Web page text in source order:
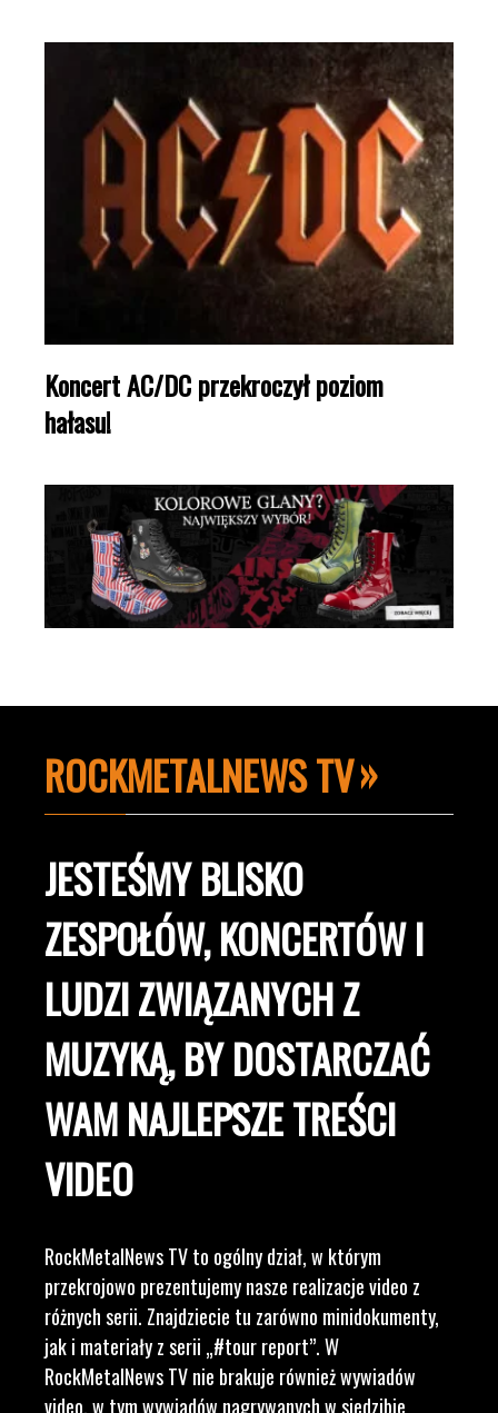
Koncert AC/DC przekroczył poziom
hałasu!
ROCKMETALNEWS TV
JESTEŚMY BLISKO
ZESPOŁÓW, KONCERTÓW I
LUDZI ZWIĄZANYCH Z
MUZYKĄ, BY DOSTARCZAĆ
WAM NAJLEPSZE TREŚCI
VIDEO
RockMetalNews TV to ogólny dział, w którym
przekrojowo prezentujemy nasze realizacje video z
różnych serii. Znajdziecie tu zarówno minidokumenty,
jak i materiały z serii „#tour report”. W
RockMetalNews TV nie brakuje również wywiadów
video, w tym wywiadów nagrywanych w siedzibie